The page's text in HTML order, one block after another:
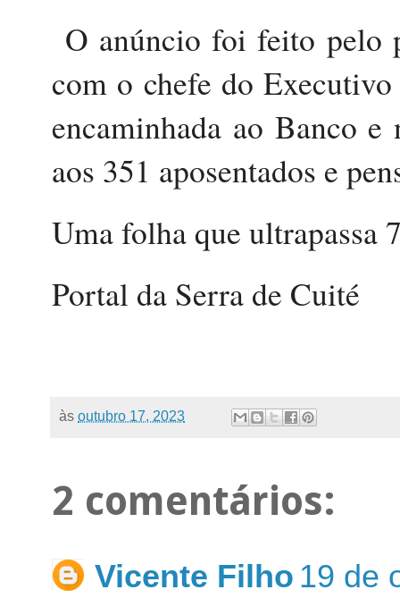
O anúncio foi feito pelo
com o chefe do
encaminhada ao Banco
aos 351 aposentados e
Uma folha que
Portal da Serra de Cuité
às outubro 17, 2023
2 comentários:
Vicente Filho 19 de